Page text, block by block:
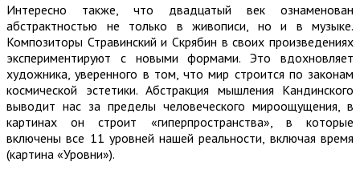
Интересно также, что двадцатый век ознаменован
абстрактностью не только в живописи, но и в музыке.
Композиторы Стравинский и Скрябин в своих произведениях
экспериментируют с новыми формами. Это вдохновляет
художника, уверенного в том, что мир строится по законам
космической эстетики. Абстракция мышления Кандинского
выводит нас за пределы человеческого мироощущения, в
картинах он строит «гиперпространства», в которые
включены все 11 уровней нашей реальности, включая время
(картина «Уровни»).